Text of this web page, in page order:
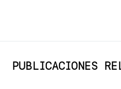
PUBLICACIONES